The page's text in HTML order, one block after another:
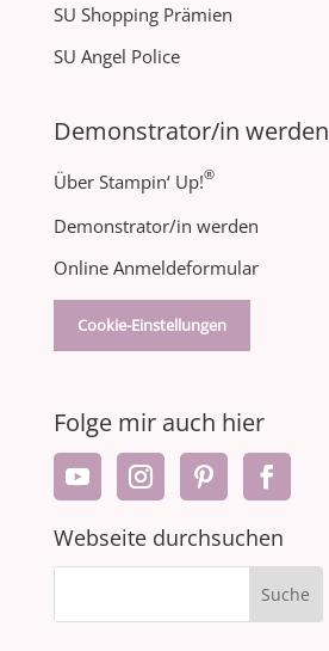
SU Shopping Prämien
SU Angel Police
Demonstrator/in werden
Über Stampin‘ Up!®
Demonstrator/in werden
Online Anmeldeformular
Cookie-Einstellungen
Folge mir auch hier
Webseite durchsuchen